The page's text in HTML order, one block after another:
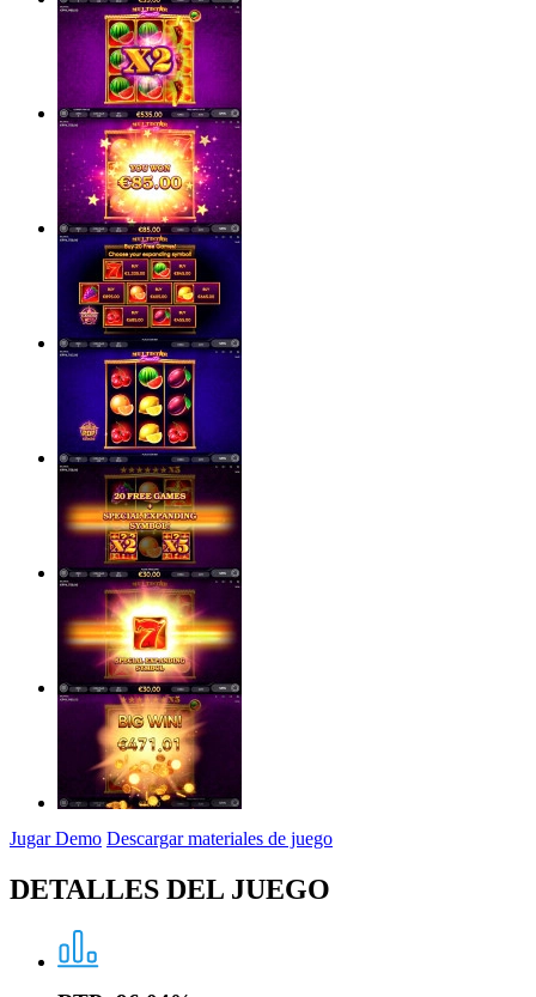
Jugar Demo Descargar materiales de juego
DETALLES DEL JUEGO